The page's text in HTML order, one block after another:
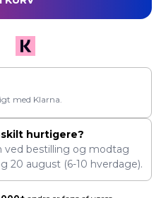
med Klarna.
hurtigere?
ved bestilling og modtag
20 august (6-10 hverdage).